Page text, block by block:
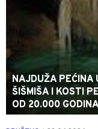
NAJDUŽA PEĆINA
ŠIŠMIŠA I KOSTI
OD 20.000